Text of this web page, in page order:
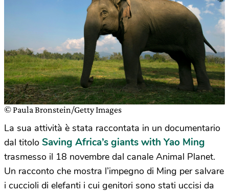
© Paula Bronstein/Getty Images
La sua attività è stata raccontata in un documentario
dal titolo Saving Africa’s giants with Yao Ming
trasmesso il 18 novembre dal canale Animal Planet.
Un racconto che mostra l’impegno di Ming per salvare
i cuccioli di elefanti i cui genitori sono stati uccisi da